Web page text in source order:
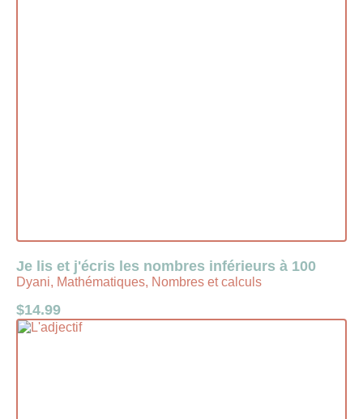
Je lis et j'écris les nombres inférieurs à 100
Dyani, Mathématiques, Nombres et calculs
$14.99